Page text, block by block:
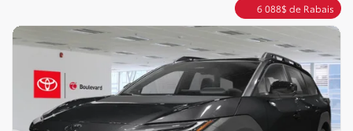
6 088$de Rabais